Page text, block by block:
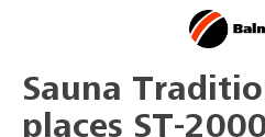
Sauna
places ST-